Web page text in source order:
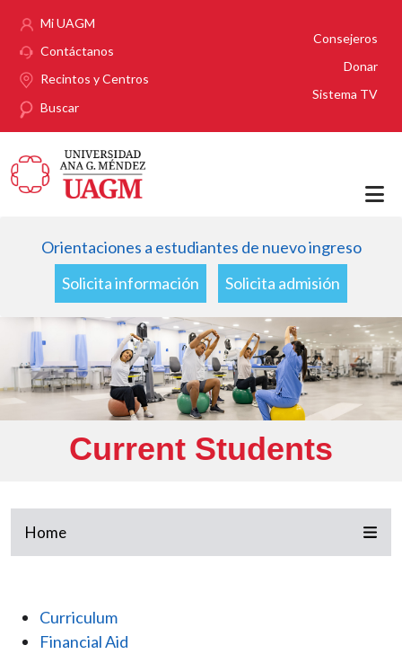
Mi UAGM
Contáctanos
Recintos y Centros
Buscar
Consejeros
Donar
Sistema TV
Orientaciones a estudiantes de nuevo ingreso
Solicita información
Solicita admisión
Current Students
Home
Curriculum
Financial Aid